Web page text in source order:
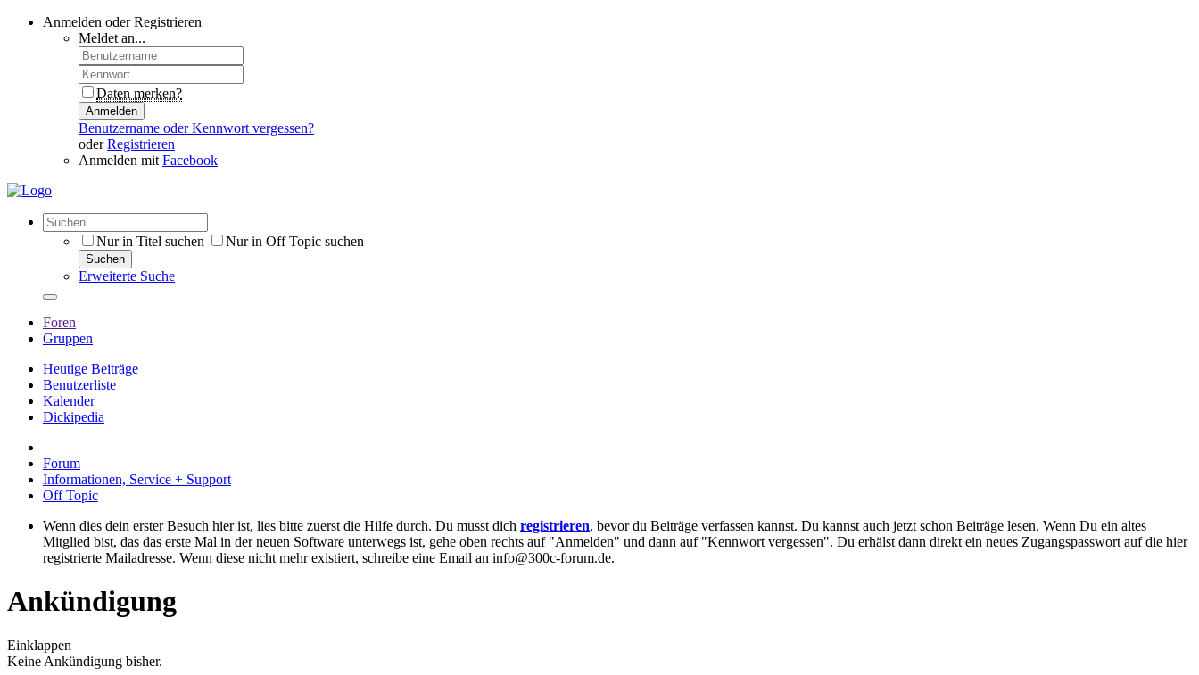
Anmelden oder Registrieren
Meldet an...
Daten merken?
Anmelden
Benutzername oder Kennwort vergessen?
oderRegistrieren
Anmelden mit Facebook
Nur in Titel suchen Nur in Off Topic suchen
Suchen
Erweiterte Suche
Foren
Gruppen
Heutige Beiträge
Benutzerliste
Kalender
Dickipedia
Forum
Informationen, Service + Support
Off Topic
Wenn dies dein erster Besuch hier ist, lies bitte zuerst die Hilfe durch. Du musst dich registrieren, bevor du Beiträge verfassen kannst. Du kannst auch jetzt schon Beiträge lesen. Wenn Du ein altes
Mitglied bist, das das erste Mal in der neuen Software unterwegs ist, gehe oben rechts auf "Anmelden" und dann auf "Kennwort vergessen". Du erhälst dann direkt ein neues Zugangspasswort auf die hier
registrierte Mailadresse. Wenn diese nicht mehr existiert, schreibe eine Email an info@300c-forum.de.
Ankündigung
Einklappen
Keine Ankündigung bisher.